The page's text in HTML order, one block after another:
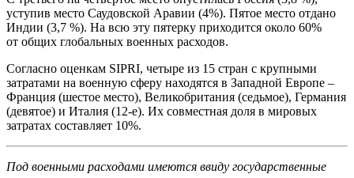
уступив место Саудовской Аравии (4%). Пятое место отдано
Индии (3,7 %). На всю эту пятерку приходится около 60%
от общих глобальных военных расходов.
Согласно оценкам SIPRI, четыре из 15 стран с крупными
затратами на военную сферу находятся в Западной Европе –
Франция (шестое место), Великобритания (седьмое), Германия
(девятое) и Италия (12-е). Их совместная доля в мировых
затратах составляет 10%.
Под военными расходами имеются ввиду государственные